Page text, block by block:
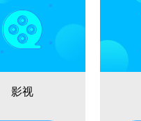
影视